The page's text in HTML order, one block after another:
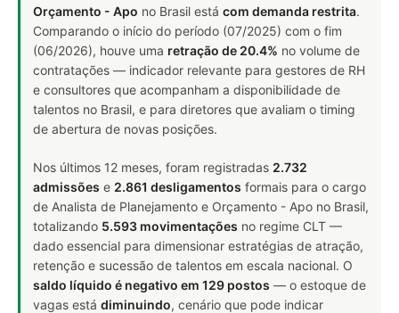
Orçamento - Apo no Brasil está com demanda restrita.
Comparando o início do período (07/2025) com o fim
(06/2026), houve uma retração de 20.4% no volume de
contratações — indicador relevante para gestores de RH
e consultores que acompanham a disponibilidade de
talentos no Brasil, e para diretores que avaliam o timing
de abertura de novas posições.
Nos últimos 12 meses, foram registradas 2.732
admissões e 2.861 desligamentos formais para o cargo
de Analista de Planejamento e Orçamento - Apo no Brasil,
totalizando 5.593 movimentações no regime CLT —
dado essencial para dimensionar estratégias de atração,
retenção e sucessão de talentos em escala nacional. O
saldo líquido é negativo em 129 postos — o estoque de
vagas está diminuindo, cenário que pode indicar